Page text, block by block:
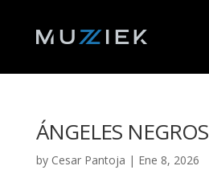
ÁNGELES NEGROS
by Cesar Pantoja | Ene 8, 2026